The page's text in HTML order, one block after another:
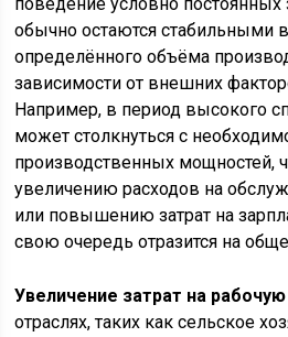
обычно остаются стабильными
определённого объёма
зависимости от внешних
Например, в период высокого
может столкнуться с
производственных мощностей,
увеличению расходов на
или повышению затрат на
свою очередь отразится на
Увеличение затрат на рабочую
отраслях, таких как сельское